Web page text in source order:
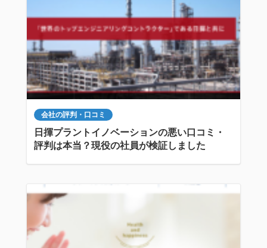
会社の評判・口コミ
日揮プラントイノベーションの悪い口コミ・
評判は本当？現役の社員が検証しました